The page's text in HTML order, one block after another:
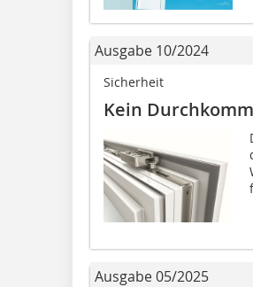
Ausgabe 10/2024
Sicherheit
Kein
Ausgabe 05/2025